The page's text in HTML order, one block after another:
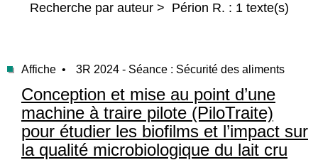
Recherche par auteur > Périon R. : 1 texte(s)
Affiche • 3R 2024 - Séance : Sécurité des aliments
Conception et mise au point d’une
machine à traire pilote (PiloTraite)
pour étudier les biofilms et l’impact sur
la qualité microbiologique du lait cru